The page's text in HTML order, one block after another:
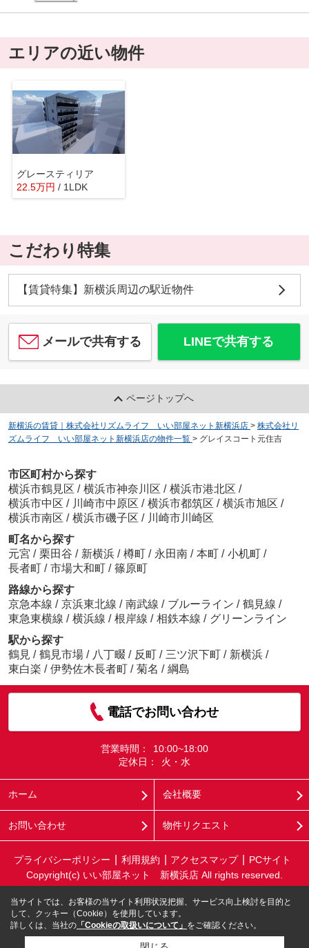
エリアの近い物件
グレースティリア
22.5万円 / 1LDK
こだわり特集
【賃貸特集】新横浜周辺の駅近物件
メールで共有する LINEで共有する
ページトップへ
新横浜の賃貸｜株式会社リズムライフ いい部屋ネット新横浜店 > 株式会社リ
ズムライフ いい部屋ネット新横浜店の物件一覧 > グレイスコート元住吉
市区町村から探す
横浜市鶴見区 / 横浜市神奈川区 / 横浜市港北区 /
横浜市中区 / 川崎市中原区 / 横浜市都筑区 / 横浜市旭区 /
横浜市南区 / 横浜市磯子区 / 川崎市川崎区
町名から探す
元宮 / 栗田谷 / 新横浜 / 樽町 / 永田南 / 本町 / 小机町 /
長者町 / 市場大和町 / 篠原町
路線から探す
京急本線 / 京浜東北線 / 南武線 / ブルーライン / 鶴見線 /
東急東横線 / 横浜線 / 根岸線 / 相鉄本線 / グリーンライン
駅から探す
鶴見 / 鶴見市場 / 八丁畷 / 反町 / 三ツ沢下町 / 新横浜 /
東白楽 / 伊勢佐木長者町 / 菊名 / 綱島
電話でお問い合わせ
営業時間：
10:00~18:00
定休日：
火・水
ホーム 会社概要
お問い合わせ 物件リクエスト
プライバシーポリシー 利用規約 アクセスマップ
PCサイト
Copyright(c) いい部屋ネット 新横浜店 All rights reserved.
当サイトでは、お客様の当サイト利用状況把握、サービス向上検討を目的と
して、クッキー（Cookie）を使用しています。
詳しくは、当社の 「Cookieの取扱いについて」 をご確認ください。